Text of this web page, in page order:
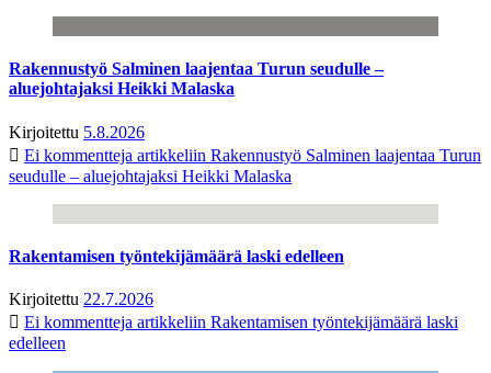
Rakennustyö Salminen laajentaa Turun seudulle –
aluejohtajaksi Heikki Malaska
Kirjoitettu 5.8.2026
Ei kommentteja artikkeliin Rakennustyö Salminen laajentaa Turun
seudulle – aluejohtajaksi Heikki Malaska
Rakentamisen työntekijämäärä laski edelleen
Kirjoitettu 22.7.2026
Ei kommentteja artikkeliin Rakentamisen työntekijämäärä laski
edelleen